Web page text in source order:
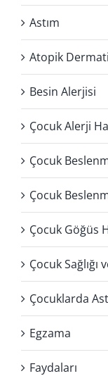
Astım
Atopik
Besin Alerjisi
Çocuk Alerji
Çocuk
Çocuk
Çocuk Göğüs
Çocuk Sağlığı
Çocuklarda
Egzama
Faydaları